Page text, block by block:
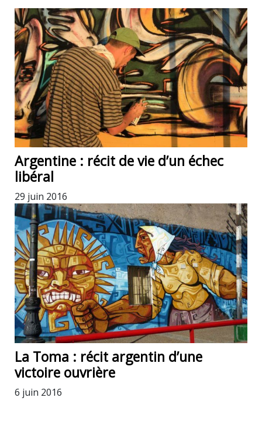
Argentine : récit de vie d’un échec
libéral
29 juin 2016
La Toma : récit argentin d’une
victoire ouvrière
6 juin 2016